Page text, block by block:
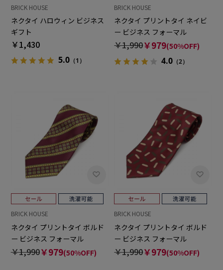
BRICK HOUSE
ネクタイ ハロウィン ビジネス
ギフト
￥1,430
5.0（1）
BRICK HOUSE
ネクタイ プリントタイ ネイビ
ー ビジネス フォーマル
￥1,990￥979(50%OFF)
4.0 （2）
BRICK HOUSE
ネクタイ プリントタイ ボルド
ー ビジネス フォーマル
￥1,990￥979(50%OFF)
BRICK HOUSE
ネクタイ プリントタイ ボルド
ー ビジネス フォーマル
￥1,990￥979(50%OFF)